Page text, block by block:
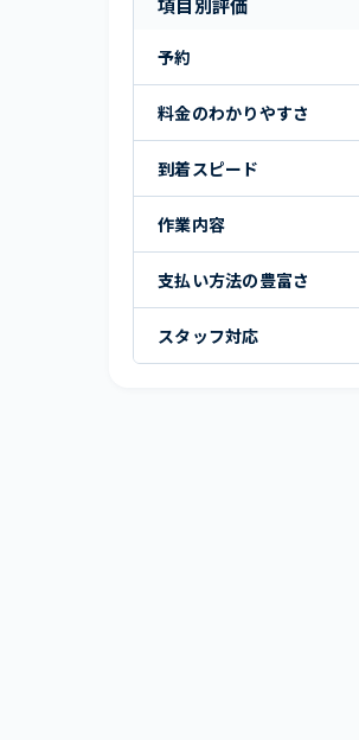
項目別評価
予約
料金のわかりやすさ
到着スピード
作業内容
支払い方法の豊富さ
スタッフ対応